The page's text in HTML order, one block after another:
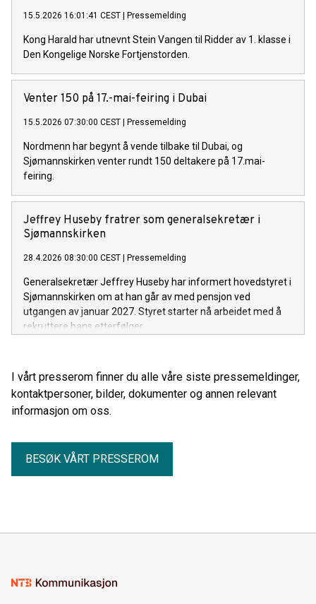
15.5.2026 16:01:41 CEST | Pressemelding
Kong Harald har utnevnt Stein Vangen til Ridder av 1. klasse i
Den Kongelige Norske Fortjenstorden.
Venter 150 på 17.-mai-feiring i Dubai
15.5.2026 07:30:00 CEST | Pressemelding
Nordmenn har begynt å vende tilbake til Dubai, og
Sjømannskirken venter rundt 150 deltakere på 17.mai-
feiring.
Jeffrey Huseby fratrer som generalsekretær i
Sjømannskirken
28.4.2026 08:30:00 CEST | Pressemelding
Generalsekretær Jeffrey Huseby har informert hovedstyret i
Sjømannskirken om at han går av med pensjon ved
utgangen av januar 2027. Styret starter nå arbeidet med å
rekruttere hans etterfølger.
I vårt presserom finner du alle våre siste pressemeldinger,
kontaktpersoner, bilder, dokumenter og annen relevant
informasjon om oss.
BESØK VÅRT PRESSEROM